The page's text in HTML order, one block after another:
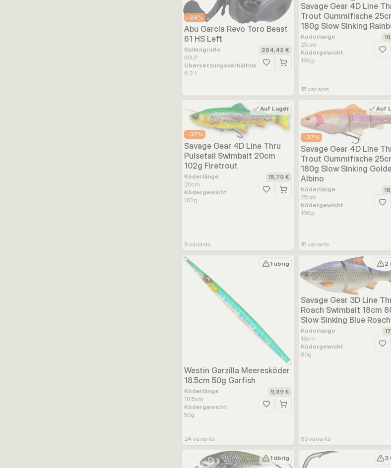
-29%
Abu Garcia Revo Toro Beast
61 HS Left
Rollengröße
60LP
Übersetzungsverhältnis
6.2:1
284,42 €
Zur Wunschliste hinzufügen
Savage Gear 4D Line
Trout Gummifische
180g Slow Sinking
Köderlänge
25cm
Ködergewicht
180g
15variants
-37%
Auf Lager
Savage Gear 4D Line Thru
Pulsetail Swimbait 20cm
102g Firetrout
Köderlänge
20cm
Ködergewicht
102g
15,79 €
Zur Wunschliste hinzufügen
9 variants
-37%
Auf
Savage Gear 4D Line
Trout Gummifische
180g Slow Sinking
Albino
Köderlänge
25cm
Ködergewicht
180g
15variants
1 übrig
Westin Garzilla Meeresköder
18.5cm 50g Garfish
Köderlänge
18.5cm
Ködergewicht
50g
9,89 €
Zur Wunschliste hinzufügen
24 variants
2
Savage Gear 3D Line
Roach Swimbait 18cm
Slow Sinking Blue Roach
Köderlänge
18cm
Ködergewicht
80g
30variants
1 übrig 3